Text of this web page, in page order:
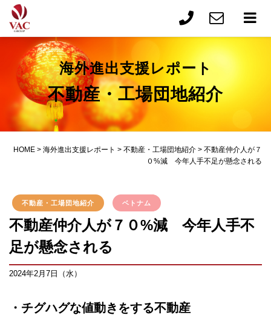
海外進出支援レポート
不動産・工場団地紹介
HOME > 海外進出支援レポート > 不動産・工場団地紹介 > 不動産仲介人が７
０%減 今年人手不足が懸念される
不動産・工場団地紹介 ベトナム
不動産仲介人が７０%減 今年人手不
足が懸念される
2024年2月7日（水）
・チグハグな値動きをする不動産